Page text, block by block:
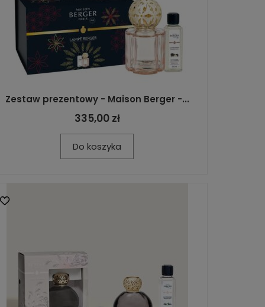
Zestaw prezentowy - Maison Berger -...
335,00 zł
Do koszyka